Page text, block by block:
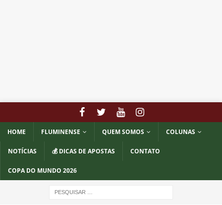
HOME FLUMINENSE QUEM SOMOS COLUNAS
NOTÍCIAS 💰 DICAS DE APOSTAS CONTATO
COPA DO MUNDO 2026